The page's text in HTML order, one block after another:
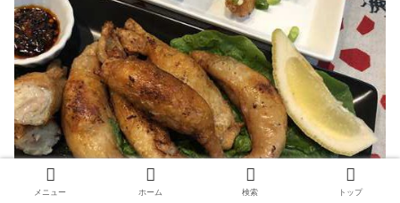
メニュー ホーム 検索 トップ